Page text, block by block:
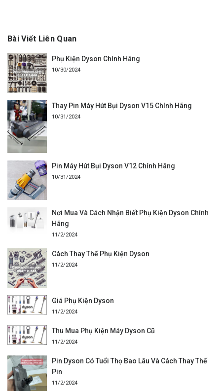
Bài Viết Liên Quan
Phụ Kiện Dyson Chính Hãng
10/30/2024
Thay Pin Máy Hút Bụi Dyson V15 Chính Hãng
10/31/2024
Pin Máy Hút Bụi Dyson V12 Chính Hãng
10/31/2024
Nơi Mua Và Cách Nhận Biết Phụ Kiện Dyson Chính
Hãng
11/2/2024
Cách Thay Thế Phụ Kiện Dyson
11/2/2024
Giá Phụ Kiện Dyson
11/2/2024
Thu Mua Phụ Kiện Máy Dyson Cũ
11/2/2024
Pin Dyson Có Tuổi Thọ Bao Lâu Và Cách Thay Thế
Pin
11/2/2024